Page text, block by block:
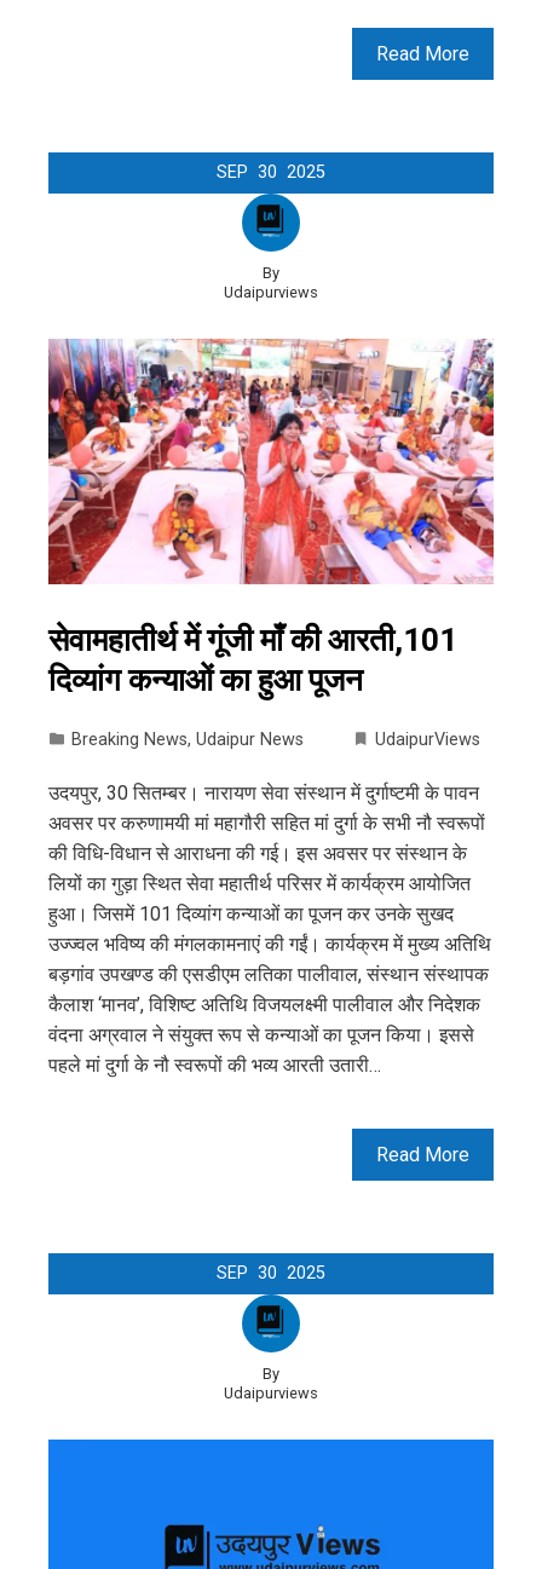
Read More
SEP 30 2025
By
Udaipurviews
सेवामहातीर्थ में गूंजी माँ की आरती,101
दिव्यांग कन्याओं का हुआ पूजन
Breaking News, Udaipur News UdaipurViews
उदयपुर, 30 सितम्बर। नारायण सेवा संस्थान में दुर्गाष्टमी के पावन
अवसर पर करुणामयी मां महागौरी सहित मां दुर्गा के सभी नौ स्वरूपों
की विधि-विधान से आराधना की गई। इस अवसर पर संस्थान के
लियों का गुड़ा स्थित सेवा महातीर्थ परिसर में कार्यक्रम आयोजित
हुआ। जिसमें 101 दिव्यांग कन्याओं का पूजन कर उनके सुखद
उज्ज्वल भविष्य की मंगलकामनाएं की गईं। कार्यक्रम में मुख्य अतिथि
बड़गांव उपखण्ड की एसडीएम लतिका पालीवाल, संस्थान संस्थापक
कैलाश ‘मानव’, विशिष्ट अतिथि विजयलक्ष्मी पालीवाल और निदेशक
वंदना अग्रवाल ने संयुक्त रूप से कन्याओं का पूजन किया। इससे
पहले मां दुर्गा के नौ स्वरूपों की भव्य आरती उतारी…
Read More
SEP 30 2025
By
Udaipurviews